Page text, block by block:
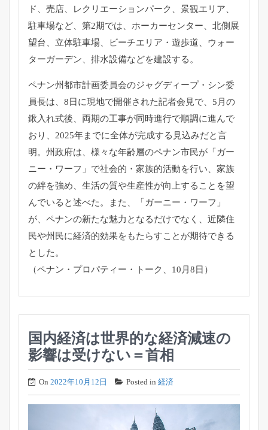
ド、売店、レクリエーションパーク、 景観エリア、
駐車場など、第2期では、ホーカーセンター、 北側展
望台、立体駐車場、ビーチエリア・遊歩道、 ウォー
ターガーデン、排水設備などを建設する。
ペナン州都市計画委員会のジャグディープ・シン委
員長は、 8日に現地で開催された記者会見で、5月の
鍬入れ式後、 両期の工事が同時進行で順調に進んで
おり、 2025年までに全体が完成する見込みだと言
明。州政府は、 様々な年齢層のペナン市民が「ガー
ニー・ワーフ」で社会的・ 家族的活動を行い、家族
の絆を強め、 生活の質や生産性が向上することを望
んでいると述べた。また、「 ガーニー・ワーフ」
が、ペナンの新たな魅力となるだけでなく、 近隣住
民や州民に経済的効果をもたらすことが期待できる
とした。
（ペナン・プロパティー・トーク、10月8日）
国内経済は世界的な経済減速の
影響は受けない＝首相
On 2022年10月12日 Posted in 経済